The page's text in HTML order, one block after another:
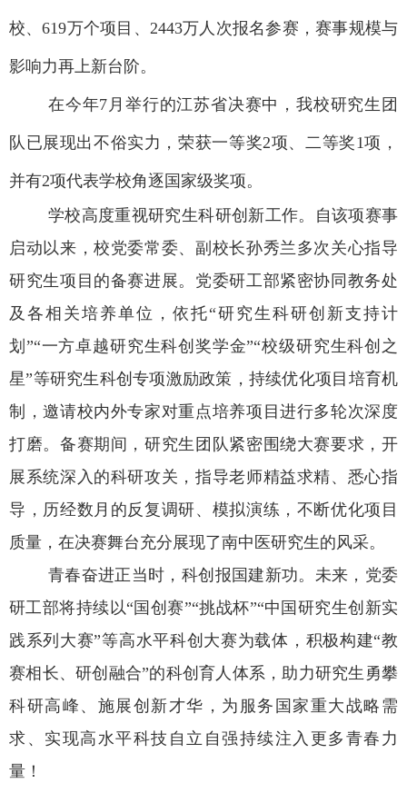
校、619万个项目、 2443万人次报名参赛，赛事规模与
影响力再上新台阶。
在今年7 月举行的江苏省决赛中，我校研究生团
队已展现出不俗实力，荣获一等奖2项、二等奖1项，
并有2项代表学校角逐国家级奖项。
学校高度重视研究生科研创新工作。 自该项赛事
启动以来，校党委常委、副校长孙秀兰多次关心指导
研究生项目的备赛进展。 党委研工部紧密协同 教务处
及各相关培养单位 ，依托“研究生科研创新支持计
划”“一方卓越研究生科创奖学金”“校级研究生科创之
星”等研究生科创专项激励政策，持续优化项目培育机
制，邀请校内外专家对重点培养项目进行多轮次深度
打磨。备赛期间，研究生 团队紧密围绕大赛要求 ，开
展系统深入的科研攻关， 指导老师精益求精、悉心指
导， 历经数月的反复调研、模拟演练，不断优化项目
质量 ，在决赛舞台充分展现了南中医研究生的风采。
青春奋进正当时，科创报国建新功。 未来， 党委
研工部将持续以“国创赛”“挑战杯”“中国研究生创新实
践系列大赛”等高水平科创 大赛为载体 ，积极构建“教
赛相长、研创融合”的科创育人体系，助力研究生 勇攀
科研高峰、施展创新才华，为服务国家重大战略需
求、实现高水平科技自立自强持续注入 更多 青春力
量！